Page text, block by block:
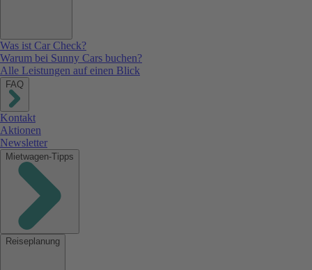
Was ist Car Check?
Warum bei Sunny Cars buchen?
Alle Leistungen auf einen Blick
FAQ
Kontakt
Aktionen
Newsletter
Mietwagen-Tipps
Reiseplanung